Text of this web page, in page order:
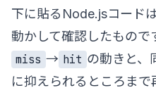
下に貼るNode.jsコード
動かして確認したもので
miss → hit の動きと、
に抑えられるところまで